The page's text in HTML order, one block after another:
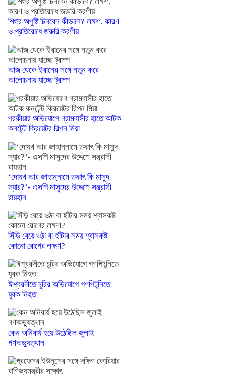
শিশুর অপুষ্টি চিনবেন কীভাবে? লক্ষণ, কারণ
ও প্রতিরোধে জরুরি করণীয়
আজ থেকে ইরানের সঙ্গে নতুন করে
আলোচনায় যাচ্ছে ট্রাম্প
পরকীয়ার অভিযোগে গ্রামবাসীর হাতে আটক
কনটেন্ট ক্রিয়েটর রিপন মিয়া
‘দোযখ আর জাহান্নামে তফাৎ কি মাসুদ
স্যার?’- এসপি মাসুদের উদ্দেশে সন্ত্রাসী
রায়হান
সিঁড়ি বেয়ে ওঠা বা হাঁটার সময় শ্বাসকষ্ট
কোনো রোগের লক্ষণ?
ঈশ্বরদীতে চুরির অভিযোগে গণপিটুনিতে
যুবক নিহত
কেন অনিবার্য হয়ে উঠেছিল জুলাই
গণঅভ্যুত্থান